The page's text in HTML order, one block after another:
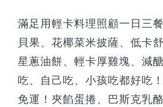
滿足用輕卡料理照顧一日三
貝果、花椰菜米披薩、低卡
星蔥油餅、輕卡厚雞塊、減
吃、自己吃、小孩吃都好吃
免運！夾餡蛋捲、巴斯克乳